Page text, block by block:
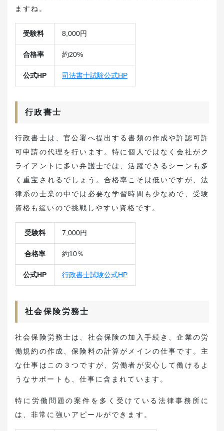
ますね。
受験料 8,000円
合格率 約20%
公式HP 司法書士試験公式HP
行政書士
行政書士は、官公署へ提出する書類の作成や許認可許
可申請の代理を行います。特に個人ではなく会社がク
ライアントに多い弁護士では、活躍できるシーンも多
く重宝されるでしょう。合格率こそは低いですが、法
律系の士業の中では必要な学習時間も少なめで、受験
資格も緩いので挑戦しやすい資格です。
受験料 7,000円
合格率 約10％
公式HP 行政書士試験公式HP
社会保険労務士
社会保険労務士は、社会保険の加入手続き、企業の労
働規約の作成、保険料の計算がメインの仕事です。主
な仕事はこの３つですが、労働者が安心して働けるよ
うなサポートも、仕事に含まれています。
特に労働問題の案件を多く受けている法律事務所に
は、非常に強いアピールができます。